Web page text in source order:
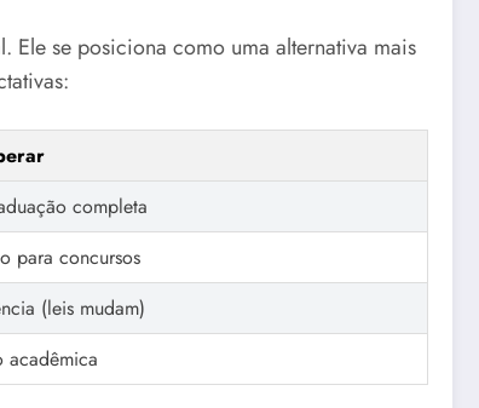
Ele se posiciona como uma alternativa mais
completa
para concursos
(leis mudam)
acadêmica